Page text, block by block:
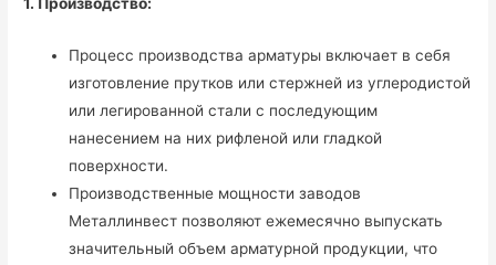
Процесс производства арматуры включает в себя
изготовление прутков или стержней из углеродистой
или легированной стали с последующим
нанесением на них рифленой или гладкой
поверхности.
Производственные мощности заводов
Металлинвест позволяют ежемесячно выпускать
значительный объем арматурной продукции, что